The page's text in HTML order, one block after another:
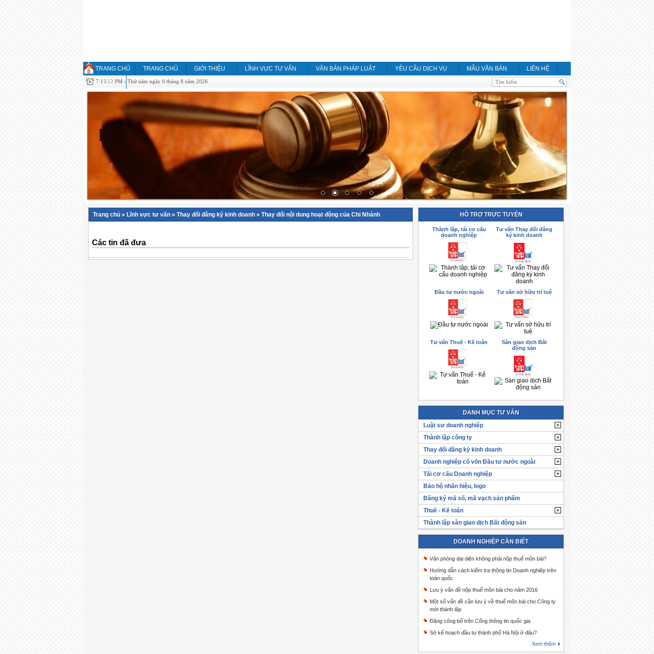
TRANG CHỦ TRANG CHỦ GIỚI THIỆU LĨNH VỰC TƯ VẤN VĂN BẢN PHÁP LUẬT YÊU CẦU DỊCH VỤ MẪU VĂN BẢN
LIÊN HỆ
HỎI ĐÁP
7:10:12 PM - Thứ năm ngày 6 tháng 8 năm 2026
Trang chủ » Lĩnh vực tư vấn » Thay đổi đăng ký kinh doanh » Thay đổi nội dung hoạt động của Chi Nhánh
Các tin đã đưa
HỖ TRỢ TRỰC TUYẾN
Thành lập, tái cơ cấu
doanh nghiệp
Tư vấn Thay đổi đăng
ký kinh doanh
Đầu tư nước ngoài Tư vấn sở hữu trí tuệ
Tư vấn Thuế - Kế toán
Sàn giao dịch Bất
động sản
DANH MỤC TƯ VẤN
Luật sư doanh nghiệp
Thành lập công ty
Thay đổi đăng ký kinh doanh
Doanh nghiệp có vốn Đầu tư nước ngoài
Tái cơ cấu Doanh nghiệp
Bảo hộ nhãn hiệu, logo
Đăng ký mã số, mã vạch sản phẩm
Thuế - Kế toán
Thành lập sàn giao dịch Bất động sản
DOANH NGHIỆP CẦN BIẾT
Văn phòng đại diện không phải nộp thuế môn bài?
Hướng dẫn cách kiểm tra thông tin Doanh nghiệp trên
toàn quốc
Lưu ý vấn đề nộp thuế môn bài cho năm 2016
Một số vấn đề cần lưu ý về thuế môn bài cho Công ty
mới thành lập
Đăng công bố trên Cổng thông tin quốc gia
Sở kế hoạch đầu tư thành phố Hà Nội ở đâu?
Xem thêm